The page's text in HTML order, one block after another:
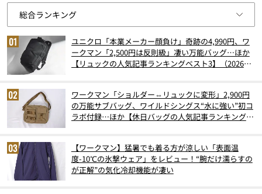
ユニクロ「本業メーカー顔負け」奇跡の4,990円、ワ
ークマン「2,500円は反則級」凄い万能バッグ…ほか
【リュックの人気記事ランキングベスト3】（2026年
ワークマン「ショルダー⇔リュックに変形」2,900円
の万能サブバッグ、ワイルドシングス“水に強い”初コ
ラボ付録…ほか【休日バッグの人気記事ランキングベ
【ワークマン】猛暑でも着る方が涼しい「表面温
度-10℃の氷撃ウェア」をレビュー！“腕だけ濡らすの
が正解”の気化冷却機能が凄い